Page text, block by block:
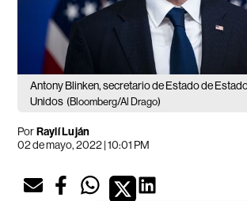
Antony Blinken, secretario de Estado de
Unidos (Bloomberg/Al Drago)
PorRaylí Luján
02 de mayo, 2022 | 10:01 PM